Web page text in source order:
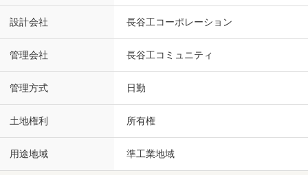
設計会社 長谷工コーポレーション
管理会社 長谷工コミュニティ
管理方式 日勤
土地権利 所有権
用途地域 準工業地域